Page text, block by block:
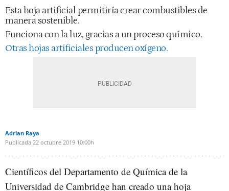
Esta hoja artificial permitiría crear combustibles de
manera sostenible.
Funciona con la luz, gracias a un proceso químico.
Otras hojas artificiales producen oxígeno.
Adrian Raya
Publicada 22 octubre 2019 10:00h
Científicos del Departamento de Química de la
Universidad de Cambridge han creado una hoja